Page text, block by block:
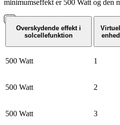
minimumseffekt er 500 Watt og den
Overskydende effekt i
solcellefunktion
Virtuel
enhed
500 Watt 1
500 Watt 2
500 Watt 3